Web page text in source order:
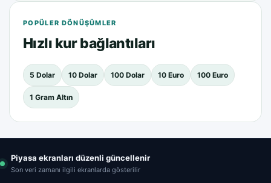
POPÜLER DÖNÜŞÜMLER
Hızlı kur bağlantıları
5 Dolar 10 Dolar 100 Dolar 10 Euro 100 Euro
1 Gram Altın
Piyasa ekranları düzenli güncellenir
Son veri zamanı ilgili ekranlarda gösterilir